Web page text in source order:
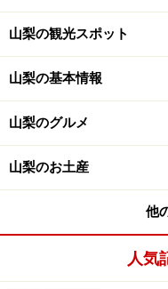
販売場所：金精軒各
オスクなど
山梨のお菓子系
桔梗屋「信玄桃」6個入
ユニークなお菓子。
地で包み、ほどよい
山梨の観光スポット
山梨の基本情報
山梨のグルメ
山梨のお土産
他
人気